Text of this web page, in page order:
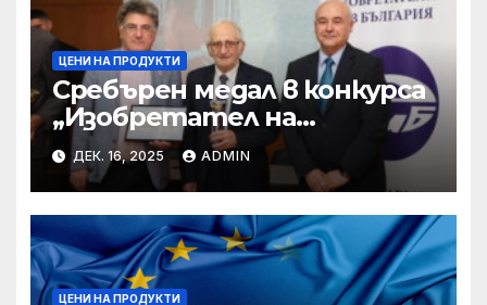
ЦЕНИ НА ПРОДУКТИ
Сребърен медал в конкурса
„Изобретател на
годината“ за учени от БАН
ДЕК. 16, 2025 ADMIN
ЦЕНИ НА ПРОДУКТИ